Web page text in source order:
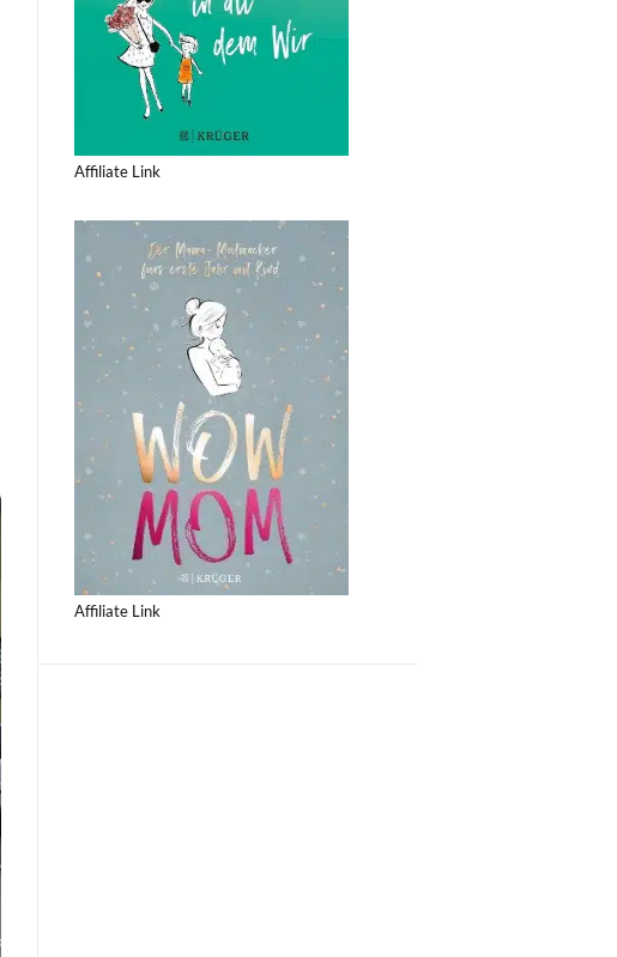
Affiliate Link
Affiliate Link